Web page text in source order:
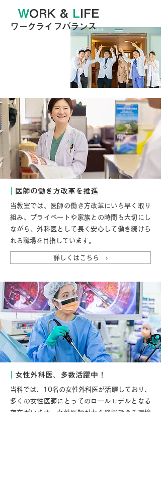
WORK & LIFE
ワークライフバランス
医師の働き方改革を推進
当教室では、医師の働き方改革にいち早く取り
組み、プライベートや家族との時間も大切にし
ながら、外科医として長く安心して働き続けら
れる職場を目指しています。
詳しくはこちら ›
女性外科医、多数活躍中！
当科では、10名の女性外科医が活躍しており、
多くの女性医師にとってのロールモデルとなる
存在がいます。女性医師が力を発揮できる環境